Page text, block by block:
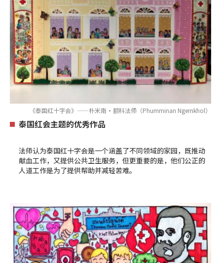
《泰国红十字会》——朴米南·额科法师（Phumminan Ngernkhol）
泰国红会主题的优秀作品
法师认为泰国红十字会是一个涵盖了不同领域的家园，既推动
献血工作，又提供公共卫生服务，但更重要的是，他们公正的
人道工作是为了提供帮助并减轻苦难。